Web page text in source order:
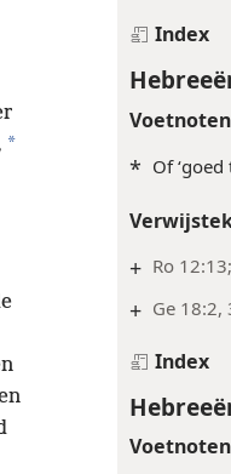
Index
Voetnoten
* Of
+ Ro
+ Ge 18:2,
Index
Voetnoten
*